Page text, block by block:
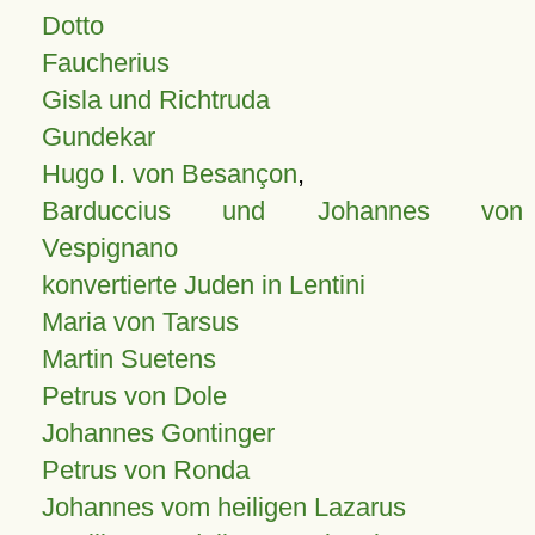
Dotto
Faucherius
Gisla und Richtruda
Gundekar
Hugo I. von Besançon,
Barduccius und Johannes von
Vespignano
konvertierte Juden in Lentini
Maria von Tarsus
Martin Suetens
Petrus von Dole
Johannes Gontinger
Petrus von Ronda
Johannes vom heiligen Lazarus